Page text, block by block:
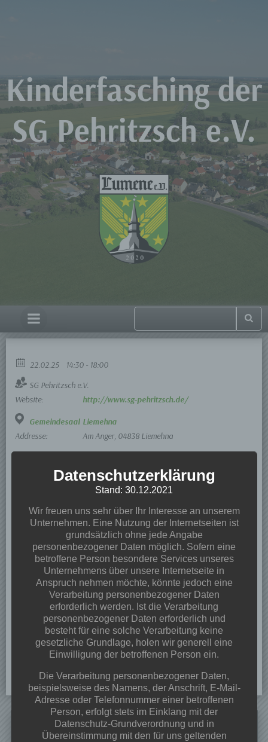
Kinderfasching der
SG Pehritzsch e.V.
22.02.25
14:30 - 18:00
SG Pehritzsch e.V.
Website:
http://www.sg-pehritzsch.de/
Gemeindesaal Liemehna
Addresse:
Am Anger, 04838 Liemehna
Datenschutzerklärung
Stand: 30.12.2021
Wir freuen uns sehr über Ihr Interesse an unserem
Unternehmen. Eine Nutzung der Internetseiten ist
grundsätzlich ohne jede Angabe
personenbezogener Daten möglich. Sofern eine
betroffene Person besondere Services unseres
Unternehmens über unsere Internetseite in
Anspruch nehmen möchte, könnte jedoch eine
Verarbeitung personenbezogener Daten
erforderlich werden. Ist die Verarbeitung
personenbezogener Daten erforderlich und
besteht für eine solche Verarbeitung keine
gesetzliche Grundlage, holen wir generell eine
Einwilligung der betroffenen Person ein.
Die Verarbeitung personenbezogener Daten,
beispielsweise des Namens, der Anschrift, E-Mail-
Adresse oder Telefonnummer einer betroffenen
Person, erfolgt stets im Einklang mit der
Datenschutz-Grundverordnung und in
Übereinstimmung mit den für uns geltenden